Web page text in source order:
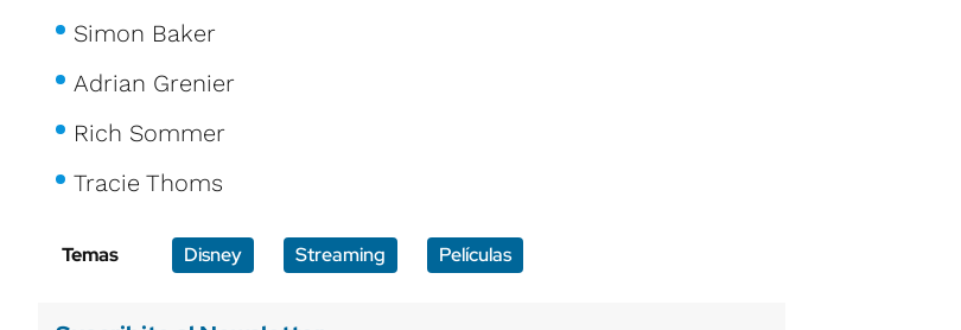
Simon Baker
Adrian Grenier
Rich Sommer
Tracie Thoms
Temas Disney Streaming Películas